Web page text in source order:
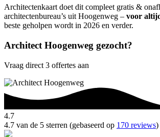
Architectenkaart doet dit compleet gratis &
architectenbureau’s uit Hoogenweg – voor
beste geholpen wordt in 2026 en verder.
Architect Hoogenweg gezocht?
Vraag direct 3 offertes aan
4.7
4.7 van de 5 sterren (gebaseerd op 170 reviews)